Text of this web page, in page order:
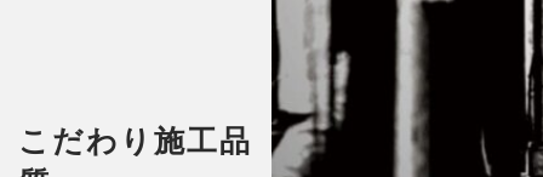
こだわり施工品